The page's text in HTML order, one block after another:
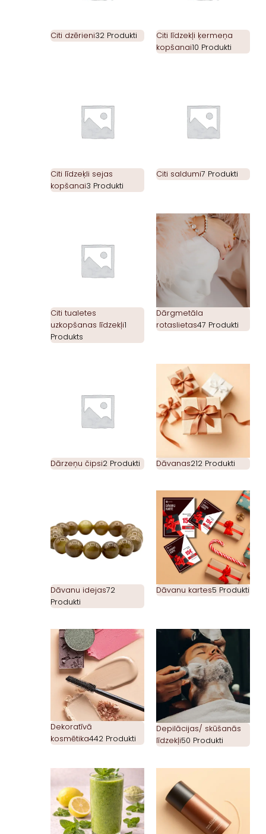
Citi dzērieni32 Produkti
Citi līdzekļi ķermeņa
kopšanai10 Produkti
Citi līdzeķli sejas
kopšanai3 Produkti
Citi saldumi7 Produkti
Citi tualetes
uzkopšanas līdzekļi1
Produkts
Dārgmetāla
rotaslietas47 Produkti
Dārzeņu čipsi2 Produkti Dāvanas212 Produkti
Dāvanu idejas72
Produkti
Dāvanu kartes5 Produkti
Dekoratīvā
kosmētika442 Produkti
Depilācijas/ skūšanās
līdzekļi50 Produkti